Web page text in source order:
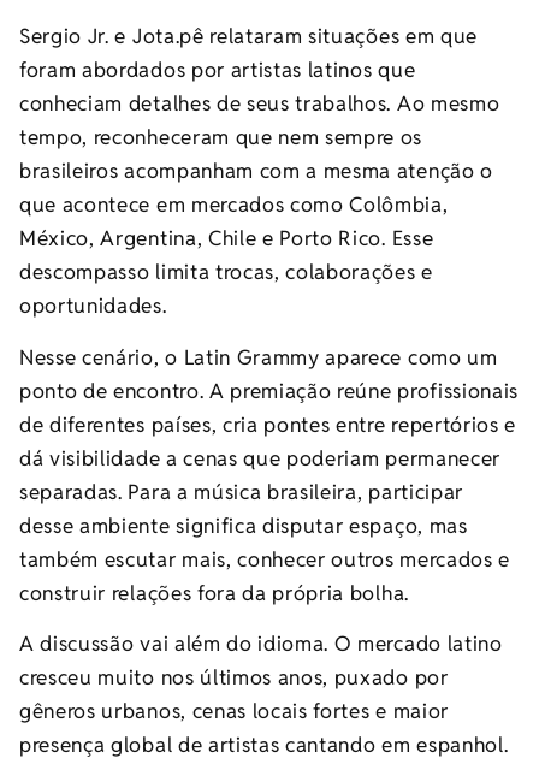
Sergio Jr. e Jota.pê relataram situações em que
foram abordados por artistas latinos que
conheciam detalhes de seus trabalhos. Ao mesmo
tempo, reconheceram que nem sempre os
brasileiros acompanham com a mesma atenção o
que acontece em mercados como Colômbia,
México, Argentina, Chile e Porto Rico. Esse
descompasso limita trocas, colaborações e
oportunidades.
Nesse cenário, o Latin Grammy aparece como um
ponto de encontro. A premiação reúne profissionais
de diferentes países, cria pontes entre repertórios e
dá visibilidade a cenas que poderiam permanecer
separadas. Para a música brasileira, participar
desse ambiente significa disputar espaço, mas
também escutar mais, conhecer outros mercados e
construir relações fora da própria bolha.
A discussão vai além do idioma. O mercado latino
cresceu muito nos últimos anos, puxado por
gêneros urbanos, cenas locais fortes e maior
presença global de artistas cantando em espanhol.